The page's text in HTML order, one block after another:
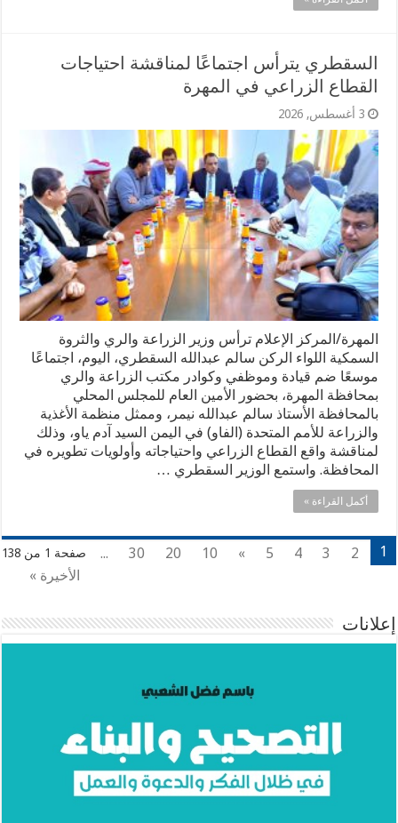
السقطري يترأس اجتماعًا لمناقشة احتياجات
القطاع الزراعي في المهرة
3 أغسطس, 2026
المهرة/المركز الإعلام ترأس وزير الزراعة والري والثروة
السمكية اللواء الركن سالم عبدالله السقطري، اليوم، اجتماعًا
موسعًا ضم قيادة وموظفي وكوادر مكتب الزراعة والري
بمحافظة المهرة، بحضور الأمين العام للمجلس المحلي
بالمحافظة الأستاذ سالم عبدالله نيمر، وممثل منظمة الأغذية
والزراعة للأمم المتحدة (الفاو) في اليمن السيد آدم ياو، وذلك
لمناقشة واقع القطاع الزراعي واحتياجاته وأولويات تطويره في
المحافظة. واستمع الوزير السقطري …
أكمل القراءة »
صفحة 1 من 138 1
2
3
4
5
»
10
20
30
...
الأخيرة »
إعلانات